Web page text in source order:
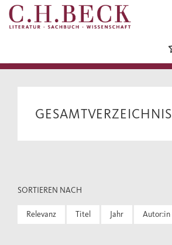
GESAMTVERZEICHNIS
SORTIEREN NACH
Relevanz Titel Jahr Autor:in